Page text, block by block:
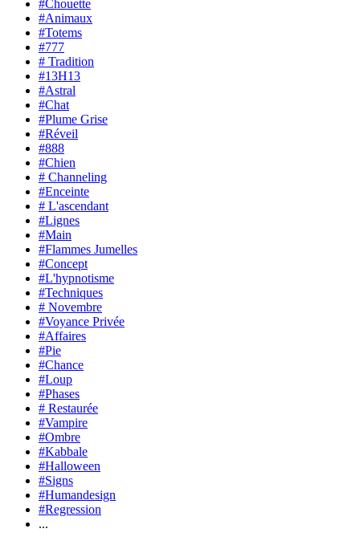
#Chouette
#Animaux
#Totems
#777
# Tradition
#13H13
#Astral
#Chat
#Plume Grise
#Réveil
#888
#Chien
# Channeling
#Enceinte
# L'ascendant
#Lignes
#Main
#Flammes Jumelles
#Concept
#L'hypnotisme
#Techniques
# Novembre
#Voyance Privée
#Affaires
#Pie
#Chance
#Loup
#Phases
# Restaurée
#Vampire
#Ombre
#Kabbale
#Halloween
#Signs
#Humandesign
#Regression
...